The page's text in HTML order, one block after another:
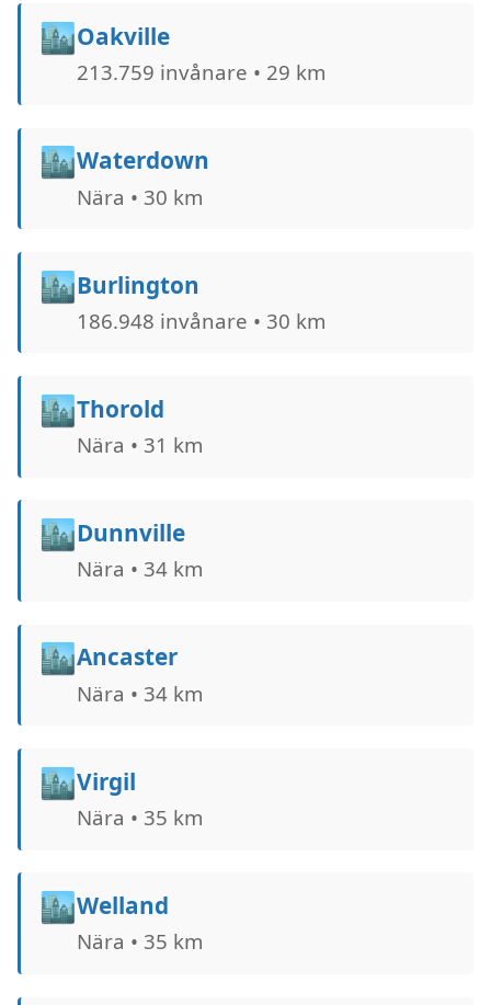
🏙️Oakville
213.759 invånare • 29 km
🏙️Waterdown
Nära • 30 km
🏙️Burlington
186.948 invånare • 30 km
🏙️Thorold
Nära • 31 km
🏙️Dunnville
Nära • 34 km
🏙️Ancaster
Nära • 34 km
🏙️Virgil
Nära • 35 km
🏙️Welland
Nära • 35 km